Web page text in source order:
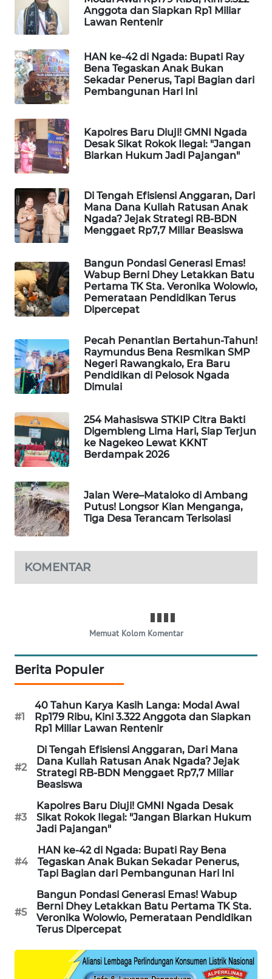
Anggota dan Siapkan Rp1 Miliar
Lawan Rentenir
HAN ke-42 di Ngada: Bupati Ray
Bena Tegaskan Anak Bukan
Sekadar Penerus, Tapi Bagian dari
Pembangunan Hari Ini
Kapolres Baru Diuji! GMNI Ngada
Desak Sikat Rokok Ilegal: "Jangan
Biarkan Hukum Jadi Pajangan"
Di Tengah Efisiensi Anggaran, Dari
Mana Dana Kuliah Ratusan Anak
Ngada? Jejak Strategi RB-BDN
Menggaet Rp7,7 Miliar Beasiswa
Bangun Pondasi Generasi Emas!
Wabup Berni Dhey Letakkan Batu
Pertama TK Sta. Veronika Wolowio,
Pemerataan Pendidikan Terus
Dipercepat
Pecah Penantian Bertahun-Tahun!
Raymundus Bena Resmikan SMP
Negeri Rawangkalo, Era Baru
Pendidikan di Pelosok Ngada
Dimulai
254 Mahasiswa STKIP Citra Bakti
Digembleng Lima Hari, Siap Terjun
ke Nagekeo Lewat KKNT
Berdampak 2026
Jalan Were–Mataloko di Ambang
Putus! Longsor Kian Menganga,
Tiga Desa Terancam Terisolasi
KOMENTAR
Memuat Kolom Komentar
Berita Populer
#1
40 Tahun Karya Kasih Langa: Modal Awal
Rp179 Ribu, Kini 3.322 Anggota dan Siapkan
Rp1 Miliar Lawan Rentenir
#2
Di Tengah Efisiensi Anggaran, Dari Mana
Dana Kuliah Ratusan Anak Ngada? Jejak
Strategi RB-BDN Menggaet Rp7,7 Miliar
Beasiswa
#3
Kapolres Baru Diuji! GMNI Ngada Desak
Sikat Rokok Ilegal: "Jangan Biarkan Hukum
Jadi Pajangan"
#4
HAN ke-42 di Ngada: Bupati Ray Bena
Tegaskan Anak Bukan Sekadar Penerus,
Tapi Bagian dari Pembangunan Hari Ini
#5
Bangun Pondasi Generasi Emas! Wabup
Berni Dhey Letakkan Batu Pertama TK Sta.
Veronika Wolowio, Pemerataan Pendidikan
Terus Dipercepat
KRT
KARING
NEWS
JURNAL
MARITIM
HUMBANG
NEWS
GARONGGANG
NEWS
ID
ENERGI
NEWS
CILEUNGSI
NEWS
BERKAT
BERAMPU
NEWS
NEWS
AKHLAK
ID
PERAPKI